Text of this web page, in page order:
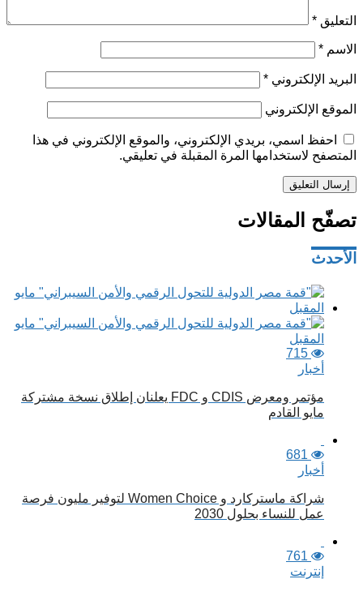
التعليق *
الاسم *
البريد الإلكتروني *
الموقع الإلكتروني
احفظ اسمي، بريدي الإلكتروني، والموقع الإلكتروني في هذا
المتصفح لاستخدامها المرة المقبلة في تعليقي.
تصفّح المقالات
الأحدث
715
أخبار
مؤتمر ومعرض CDIS و FDC يعلنان إطلاق نسخة مشتركة
مايو القادم
681
أخبار
شراكة ماستركارد و Women Choice لتوفير مليون فرصة
عمل للنساء بحلول 2030
761
إنترنت